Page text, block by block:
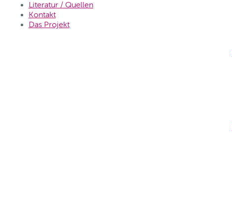
Literatur / Quellen
Kontakt
Das Projekt